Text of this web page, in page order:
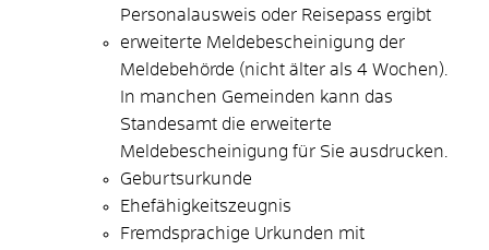
Personalausweis oder Reisepass ergibt
erweiterte Meldebescheinigung der
Meldebehörde (nicht älter als 4 Wochen).
In manchen Gemeinden kann das
Standesamt die erweiterte
Meldebescheinigung für Sie ausdrucken.
Geburtsurkunde
Ehefähigkeitszeugnis
Fremdsprachige Urkunden mit